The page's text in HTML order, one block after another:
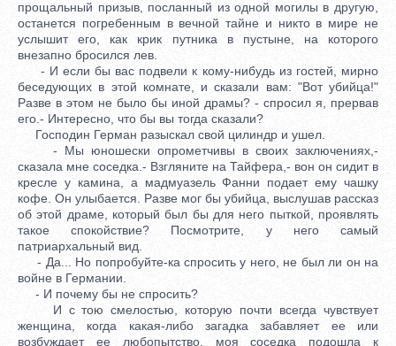
прощальный призыв, посланный из одной могилы в другую,
останется погребенным в вечной тайне и никто в мире не
услышит его, как крик путника в пустыне, на которого
внезапно бросился лев.
- И если бы вас подвели к кому-нибудь из гостей, мирно
беседующих в этой комнате, и сказали вам: "Вот убийца!"
Разве в этом не было бы иной драмы? - спросил я, прервав
его.- Интересно, что бы вы тогда сказали?
Господин Герман разыскал свой цилиндр и ушел.
- Мы юношески опрометчивы в своих заключениях,-
сказала мне соседка.- Взгляните на Тайфера,- вон он сидит в
кресле у камина, а мадмуазель Фанни подает ему чашку
кофе. Он улыбается. Разве мог бы убийца, выслушав рассказ
об этой драме, который был бы для него пыткой, проявлять
такое спокойствие? Посмотрите, у него самый
патриархальный вид.
- Да... Но попробуйте-ка спросить у него, не был ли он на
войне в Германии.
- И почему бы не спросить?
И с тою смелостью, которую почти всегда чувствует
женщина, когда какая-либо загадка забавляет ее или
возбуждает ее любопытство, моя соседка подошла к